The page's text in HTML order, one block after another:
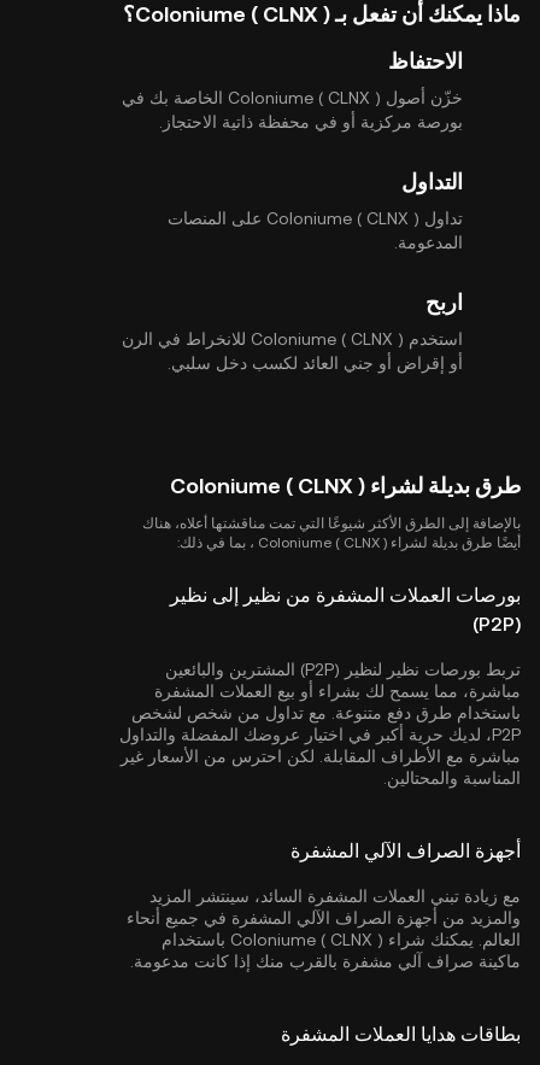
ماذا يمكنك أن تفعل بـ Coloniume ( CLNX )؟
الاحتفاظ
خزّن أصول Coloniume ( CLNX ) الخاصة بك في
بورصة مركزية أو في محفظة ذاتية الاحتجاز.
التداول
تداول Coloniume ( CLNX ) على المنصات
المدعومة.
اربح
استخدم Coloniume ( CLNX ) للانخراط في الرن
أو إقراض أو جني العائد لكسب دخل سلبي.
طرق بديلة لشراء Coloniume ( CLNX )
بالإضافة إلى الطرق الأكثر شيوعًا التي تمت مناقشتها أعلاه، هناك
أيضًا طرق بديلة لشراء Coloniume ( CLNX ) ، بما في ذلك:
بورصات العملات المشفرة من نظير إلى نظير
(P2P)
تربط بورصات نظير لنظير (P2P) المشترين والبائعين
مباشرة، مما يسمح لك بشراء أو بيع العملات المشفرة
باستخدام طرق دفع متنوعة. مع تداول من شخص لشخص
P2P، لديك حرية أكبر في اختيار عروضك المفضلة والتداول
مباشرة مع الأطراف المقابلة. لكن احترس من الأسعار غير
المناسبة والمحتالين.
أجهزة الصراف الآلي المشفرة
مع زيادة تبني العملات المشفرة السائد، سينتشر المزيد
والمزيد من أجهزة الصراف الآلي المشفرة في جميع أنحاء
العالم. يمكنك شراء Coloniume ( CLNX ) باستخدام
ماكينة صراف آلي مشفرة بالقرب منك إذا كانت مدعومة.
بطاقات هدايا العملات المشفرة